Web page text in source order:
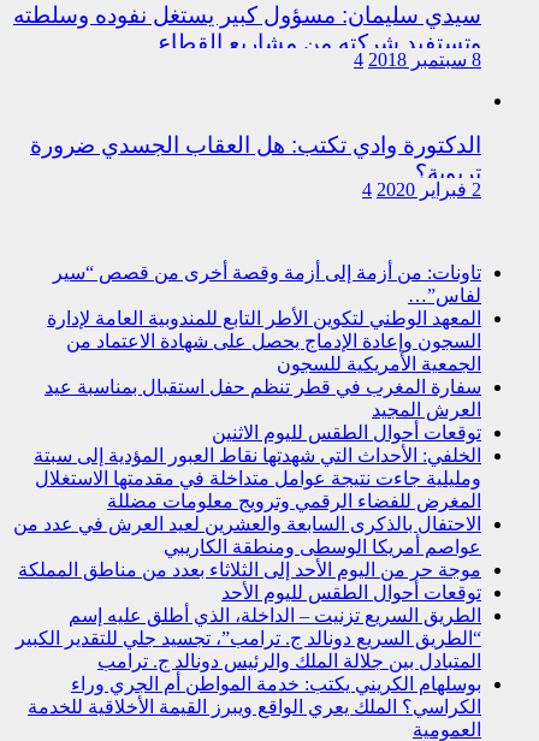
سيدي سليمان: مسؤول كبير يستغل نفوده وسلطته
وتستفيد شركته من مشاريع القطاع
8 سبتمبر 2018 4
الدكتورة وادي تكتب: هل العقاب الجسدي ضرورة
تربوية؟
2 فبراير 2020 4
تاونات: من أزمة إلى أزمة وقصة أخرى من قصص “سير
لفاس”…
المعهد الوطني لتكوين الأطر التابع للمندوبية العامة لإدارة
السجون وإعادة الإدماج يحصل على شهادة الاعتماد من
الجمعية الأمريكية للسجون
سفارة المغرب في قطر تنظم حفل استقبال بمناسبة عيد
العرش المجيد
توقعات أحوال الطقس لليوم الاثنين
الخلفي: الأحداث التي شهدتها نقاط العبور المؤدية إلى سبتة
ومليلية جاءت نتيجة عوامل متداخلة في مقدمتها الاستغلال
المغرض للفضاء الرقمي وترويج معلومات مضللة
الاحتفال بالذكرى السابعة والعشرين لعيد العرش في عدد من
عواصم أمريكا الوسطى ومنطقة الكاريبي
موجة حر من اليوم الأحد إلى الثلاثاء بعدد من مناطق المملكة
توقعات أحوال الطقس لليوم الأحد
الطريق السريع تزنيت – الداخلة، الذي أطلق عليه إسم
“الطريق السريع دونالد ج. ترامب”، تجسيد جلي للتقدير الكبير
المتبادل بين جلالة الملك والرئيس دونالد ج. ترامب
بوسلهام الكريني يكتب: خدمة المواطن أم الجري وراء
الكراسي؟ الملك يعري الواقع ويبرز القيمة الأخلاقية للخدمة
العمومية